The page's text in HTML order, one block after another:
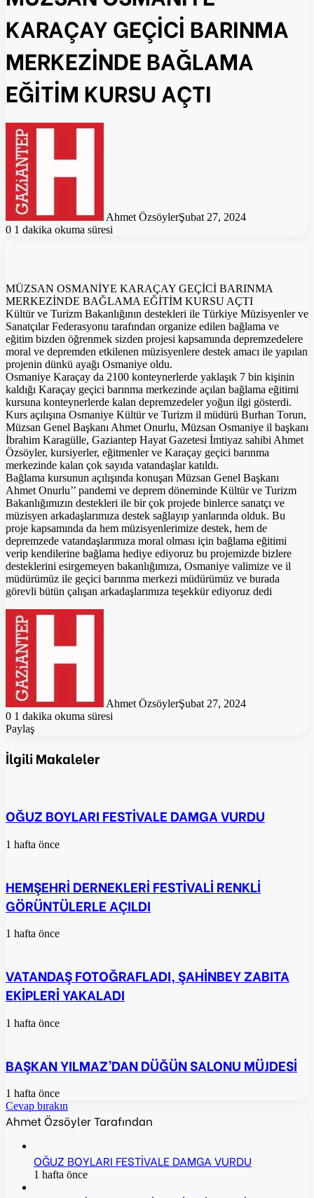
KARAÇAY GEÇİCİ BARINMA
MERKEZİNDE BAĞLAMA
EĞİTİM KURSU AÇTI
Ahmet ÖzsöylerŞubat 27, 2024
0 1 dakika okuma süresi
MÜZSAN OSMANİYE KARAÇAY GEÇİCİ BARINMA
MERKEZİNDE BAĞLAMA EĞİTİM KURSU AÇTI
Kültür ve Turizm Bakanlığının destekleri ile Türkiye Müzisyenler ve
Sanatçılar Federasyonu tarafından organize edilen bağlama ve
eğitim bizden öğrenmek sizden projesi kapsamında depremzedelere
moral ve depremden etkilenen müzisyenlere destek amacı ile yapılan
projenin dünkü ayağı Osmaniye oldu.
Osmaniye Karaçay da 2100 konteynerlerde yaklaşık 7 bin kişinin
kaldığı Karaçay geçici barınma merkezinde açılan bağlama eğitimi
kursuna konteynerlerde kalan depremzedeler yoğun ilgi gösterdi.
Kurs açılışına Osmaniye Kültür ve Turizm il müdürü Burhan Torun,
Müzsan Genel Başkanı Ahmet Onurlu, Müzsan Osmaniye il başkanı
İbrahim Karagülle, Gaziantep Hayat Gazetesi İmtiyaz sahibi Ahmet
Özsöyler, kursiyerler, eğitmenler ve Karaçay geçici barınma
merkezinde kalan çok sayıda vatandaşlar katıldı.
Bağlama kursunun açılışında konuşan Müzsan Genel Başkanı
Ahmet Onurlu’’ pandemi ve deprem döneminde Kültür ve Turizm
Bakanlığımızın destekleri ile bir çok projede binlerce sanatçı ve
müzisyen arkadaşlarımıza destek sağlayıp yanlarında olduk. Bu
proje kapsamında da hem müzisyenlerimize destek, hem de
depremzede vatandaşlarımıza moral olması için bağlama eğitimi
verip kendilerine bağlama hediye ediyoruz bu projemizde bizlere
desteklerini esirgemeyen bakanlığımıza, Osmaniye valimize ve il
müdürümüz ile geçici barınma merkezi müdürümüz ve burada
görevli bütün çalışan arkadaşlarımıza teşekkür ediyoruz dedi
Ahmet ÖzsöylerŞubat 27, 2024
0 1 dakika okuma süresi
Paylaş
Posta
ile
İlgili Makaleler
OĞUZ BOYLARI FESTİVALE DAMGA VURDU
1 hafta önce
HEMŞEHRİ DERNEKLERİ FESTİVALİ RENKLİ
GÖRÜNTÜLERLE AÇILDI
1 hafta önce
VATANDAŞ FOTOĞRAFLADI, ŞAHİNBEY ZABITA
EKİPLERİ YAKALADI
1 hafta önce
BAŞKAN YILMAZ’DAN DÜĞÜN SALONU MÜJDESİ
1 hafta önce
Cevap bırakın
Ahmet Özsöyler Tarafından
OĞUZ BOYLARI FESTİVALE DAMGA VURDU
1 hafta önce